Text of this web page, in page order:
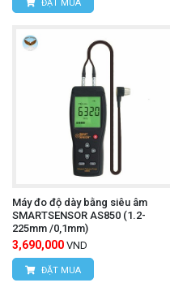
ĐẶT MUA
Máy đo độ dày bằng siêu âm
SMARTSENSOR AS850 (1.2-
225mm /0,1mm)
3,690,000 VND
ĐẶT MUA